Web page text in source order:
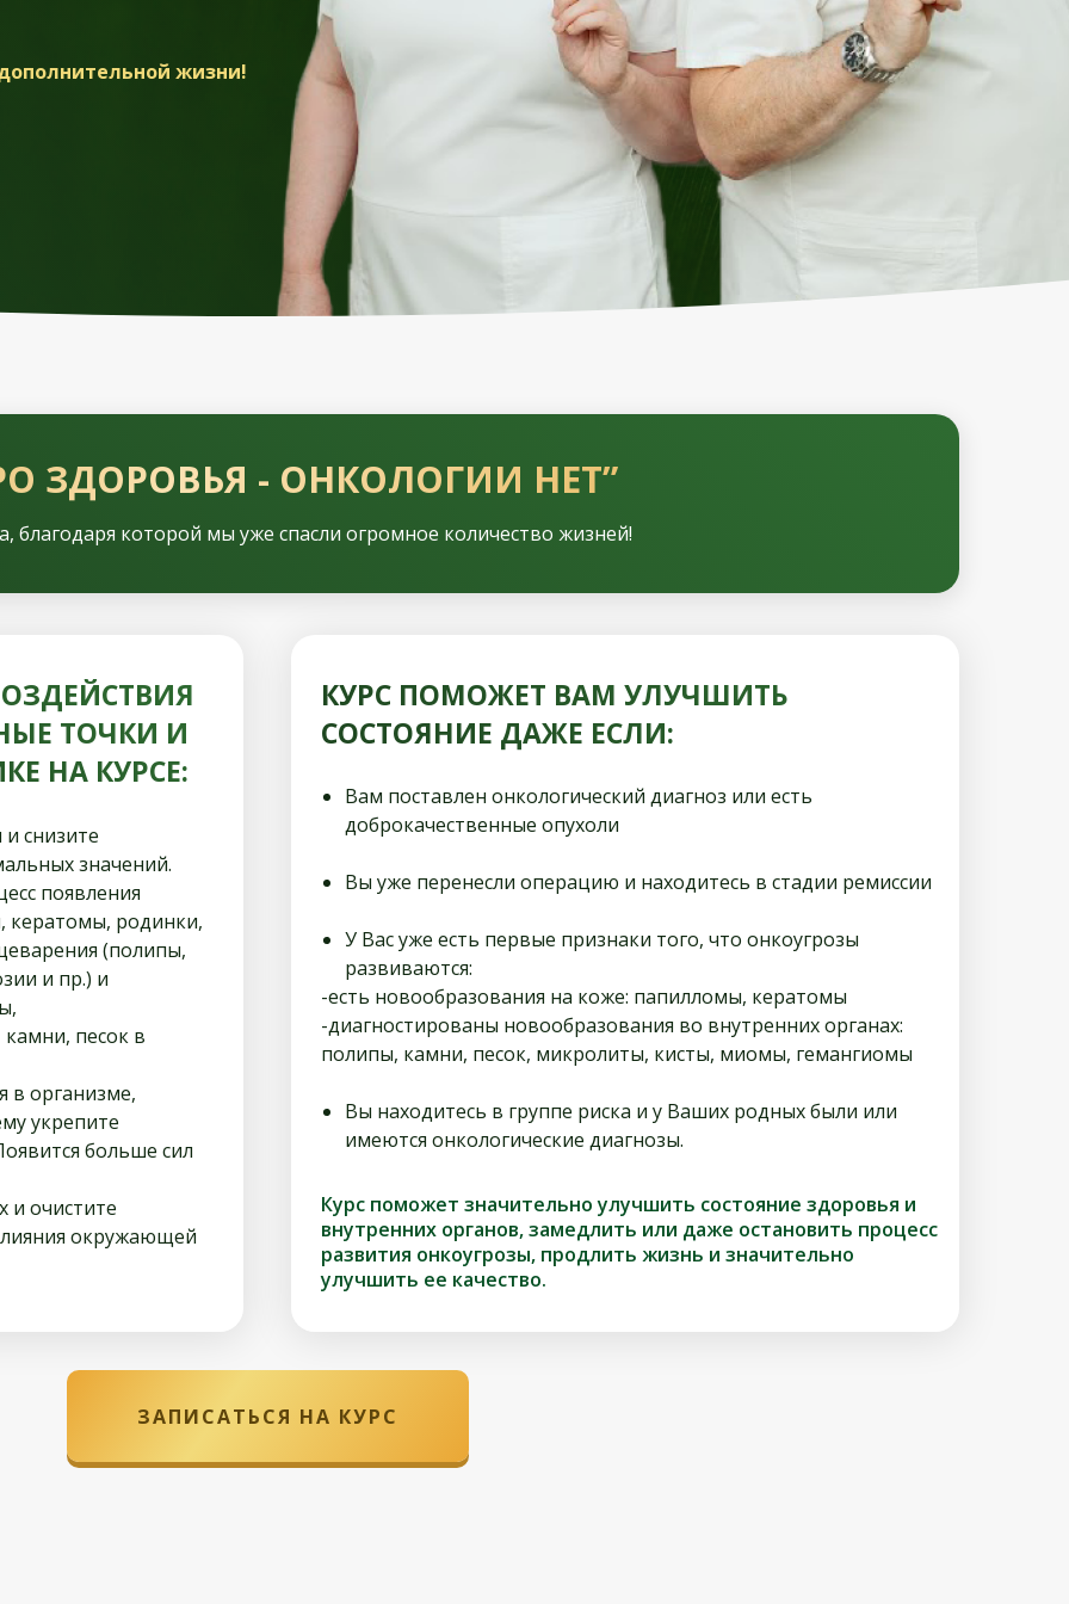
жизни!
ЗДОРОВЬЯ - ОНКОЛОГИИ НЕТ”
благодаря которой мы уже спасли огромное количество жизней!
ТОЧКИ И
НА КУРСЕ:
снизите
значений.
появления
кератомы, родинки,
(полипы,
и пр.) и
песок в
в организме,
укрепите
больше сил
и очистите
окружающей
КУРС ПОМОЖЕТ ВАМ УЛУЧШИТЬ
СОСТОЯНИЕ ДАЖЕ ЕСЛИ:
Вам поставлен онкологический диагноз или есть
доброкачественные опухоли
Вы уже перенесли операцию и находитесь в стадии ремиссии
У Вас уже есть первые признаки того, что онкоугрозы
развиваются:
-есть новообразования на коже: папилломы, кератомы
-диагностированы новообразования во внутренних органах:
полипы, камни, песок, микролиты, кисты, миомы, гемангиомы
Вы находитесь в группе риска и у Ваших родных были или
имеются онкологические диагнозы.
ЗАПИСАТЬСЯ НА КУРС
Курс поможет значительно улучшить состояние здоровья и
внутренних органов, замедлить или даже остановить процесс
развития онкоугрозы, продлить жизнь и значительно
улучшить ее качество.